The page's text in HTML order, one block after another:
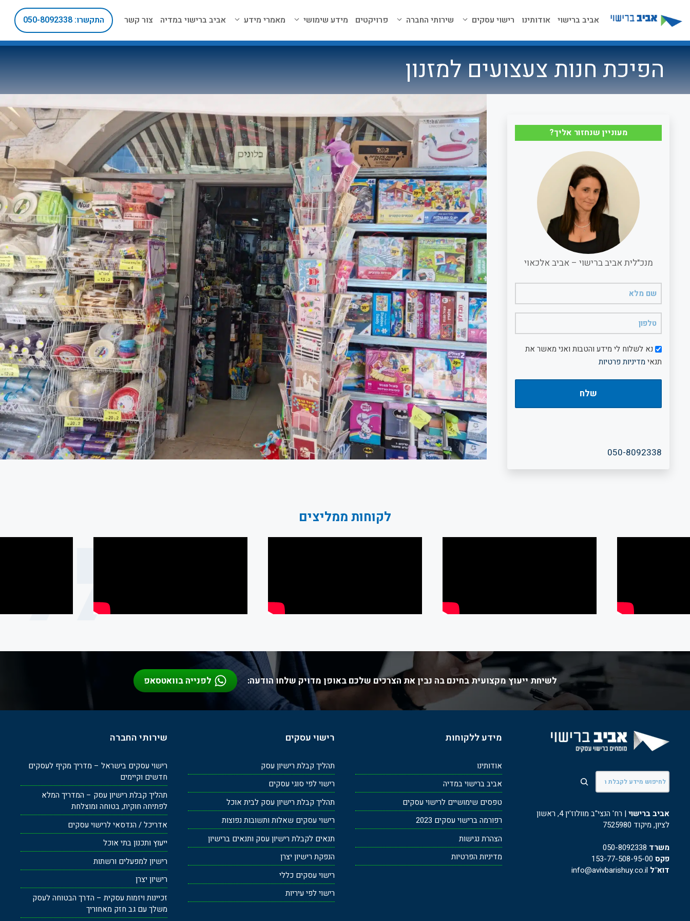
לתוכן
אביב ברישוי אודותינו רישוי עסקים שירותי החברה פרויקטים מידע שימושי מאמרי מידע אביב ברישוי במדיה צור קשר התקשרו: 050-8092338
הפיכת חנות צעצועים למזנון
מעוניין שנחזור אליך?
מנכ"לית אביב ברישוי – אביב אלכאוי
מלא
(חובה)
דיוורנא לשלוח לי מידע והטבות ואני מאשר את
תנאימדיניות פרטיות
050-8092338
לקוחות ממליצים
לשיחת ייעוץ מקצועית בחינם בה נבין את הצרכים שלכם באופן מדויק שלחו הודעה: לפנייה בוואטסאפ
חיפוש
אביב ברישוי
| רח' הנצי"ב מוולוז'ין 4, ראשון
לציון, מיקוד 7525980
משרד 050-8092338
פקס
דוא"ל
מידע ללקוחות
אודותינו
אביב ברישוי במדיה
טפסים שימושיים לרישוי עסקים
רפורמה ברישוי עסקים 2023
הצהרת נגישות
מדיניות הפרטיות
רישוי עסקים
תהליך קבלת רישיון עסק
רישוי לפי סוגי עסקים
תהליך קבלת רישיון עסק לבית אוכל
רישוי עסקים שאלות ותשובות נפוצות
תנאים לקבלת רישיון עסק ותנאים ברישיון
הנפקת רישיון יצרן
רישוי עסקים כללי
רישוי לפי עיריות
שירותי החברה
רישוי עסקים בישראל – מדריך מקיף לעסקים
חדשים וקיימים
תהליך קבלת רישיון עסק – המדריך המלא
לפתיחה חוקית, בטוחה ומוצלחת
אדריכל / הנדסאי לרישוי עסקים
ייעוץ ותכנון בתי אוכל
רישיון למפעלים ורשתות
רישיון יצרן
זכיינות ויזמות עסקית – הדרך הבטוחה לעסק
משלך עם גב חזק מאחוריך